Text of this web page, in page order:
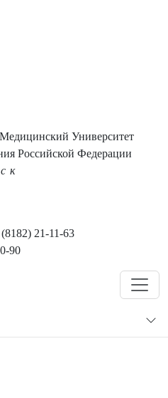
Университет
Российской Федерации
21-11-63
90